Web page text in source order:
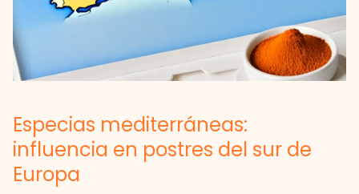
Especias mediterráneas:
influencia en postres del sur de
Europa